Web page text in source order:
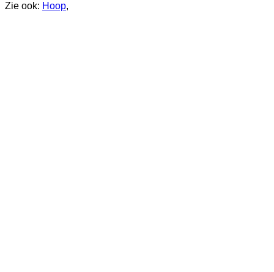
Zie ook: Hoop,